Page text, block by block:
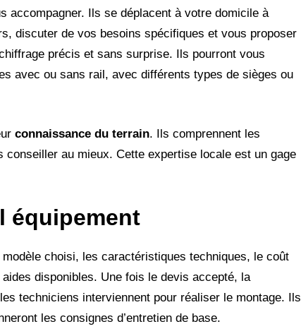
accompagner. Ils se déplacent à votre domicile à
discuter de vos besoins spécifiques et vous proposer
précis et sans surprise. Ils pourront vous
avec ou sans rail, avec différents types de sièges ou
connaissance du terrain. Ils comprennent les
au mieux. Cette expertise locale est un gage
équipement
choisi, les caractéristiques techniques, le coût
disponibles. Une fois le devis accepté, la
techniciens interviennent pour réaliser le montage. Ils
les consignes d’entretien de base.